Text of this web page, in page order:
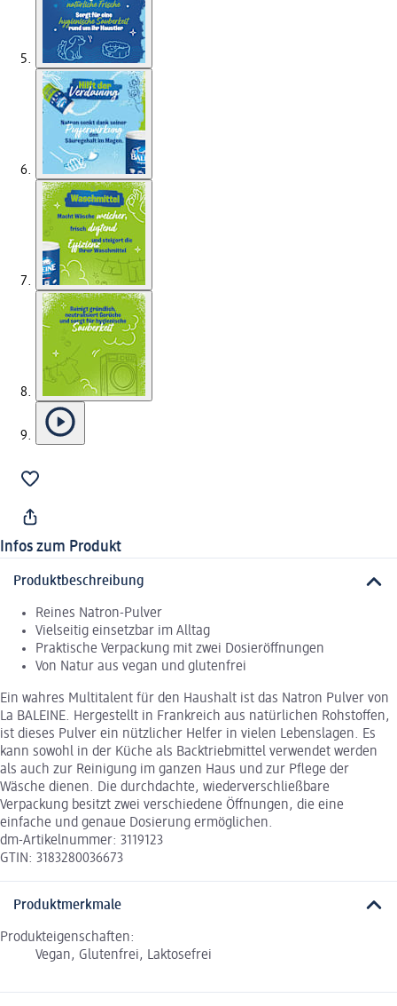
Infos zum Produkt
Produktbeschreibung
Reines Natron-Pulver
Vielseitig einsetzbar im Alltag
Praktische Verpackung mit zwei Dosieröffnungen
Von Natur aus vegan und glutenfrei
Ein wahres Multitalent für den Haushalt ist das Natron Pulver von
La BALEINE. Hergestellt in Frankreich aus natürlichen Rohstoffen,
ist dieses Pulver ein nützlicher Helfer in vielen Lebenslagen. Es
kann sowohl in der Küche als Backtriebmittel verwendet werden
als auch zur Reinigung im ganzen Haus und zur Pflege der
Wäsche dienen. Die durchdachte, wiederverschließbare
Verpackung besitzt zwei verschiedene Öffnungen, die eine
einfache und genaue Dosierung ermöglichen.
dm-Artikelnummer: 3119123
GTIN: 3183280036673
Produktmerkmale
Produkteigenschaften:
Vegan, Glutenfrei, Laktosefrei